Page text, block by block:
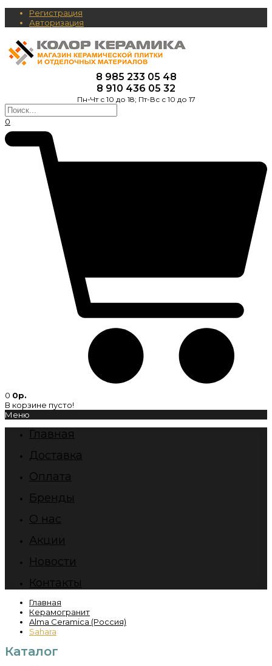
Регистрация
Авторизация
8 985 233 05 48
8 910 436 05 32
Пн-Чт с 10 до 18; Пт-Вс с 10 до 17
0
0 0р.
В корзине пусто!
Меню
Главная
Доставка
Оплата
Бренды
О нас
Акции
Новости
Контакты
Главная
Керамогранит
Alma Ceramica (Россия)
Sahara
Каталог